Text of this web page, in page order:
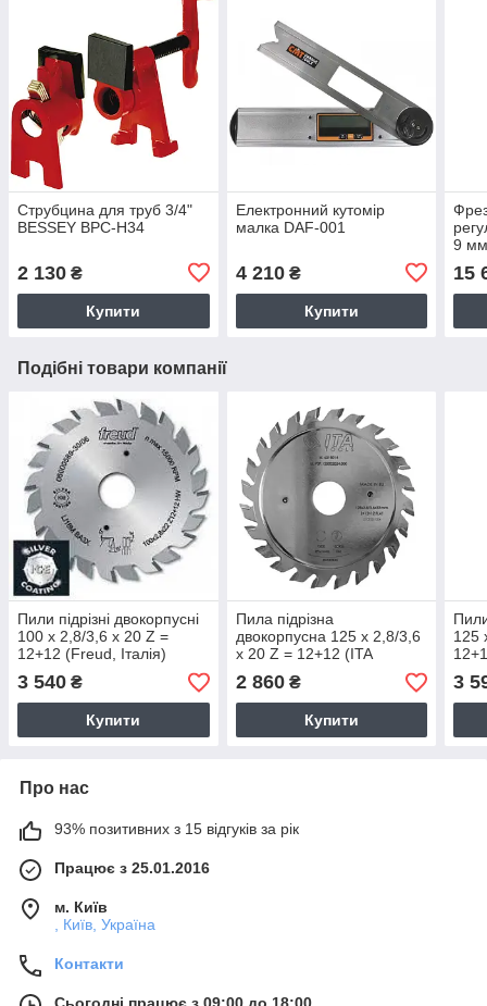
Струбцина для труб 3/4"
BESSEY BPC-H34
2 130 ₴
Купити
Електронний кутомір
малка DAF-001
4 210₴
Купити
9
15
Подібні товари компанії
Пили підрізні двокорпусні
100 х 2,8/3,6 х 20 Z =
12+12 (Freud, Італія)
3 540 ₴
Купити
Пила підрізна
двокорпусна 125 х 2,8/3,6
х 20 Z = 12+12 (ITA
TOOLS)
2 860₴
Купити
125
3
Про нас
93% позитивних з 15 відгуків за рік
Працює з 25.01.2016
м. Київ
, Київ, Україна
Контакти